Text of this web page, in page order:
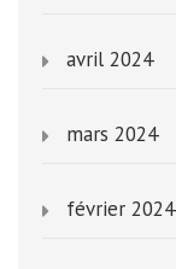
avril 2024
mars 2024
février 2024